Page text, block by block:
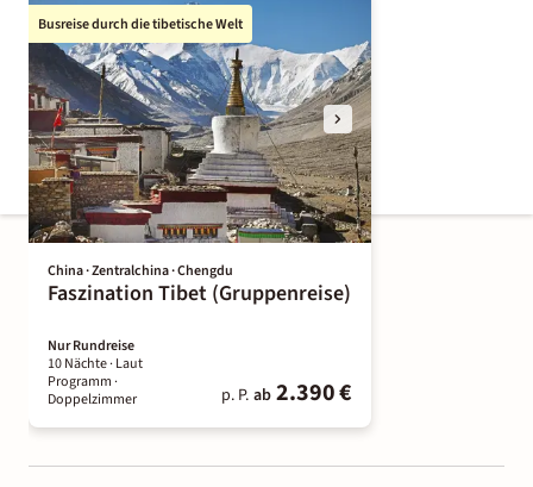
Busreise durch die tibetische Welt
China · Zentralchina · Chengdu
Faszination Tibet (Gruppenreise)
Nur Rundreise
10 Nächte· Laut
Programm·
Doppelzimmer
p. P. ab 2.390 €